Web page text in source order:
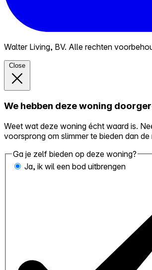
Walter Living, BV. Alle rechten
Close
We hebben deze woning
Weet wat deze woning écht waard is.
voorsprong om slimmer te bieden dan de
Ga je zelf bieden op deze woning?
Ja, ik wil een bod uitbrengen